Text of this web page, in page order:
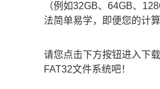
（例如32GB、64GB、
法简单易学，即便您的计
请您点击下方按钮进入下
FAT32文件系统吧！